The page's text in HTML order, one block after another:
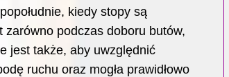
kiedy stopy są
podczas doboru butów,
jest także, aby uwzględnić
ruchu oraz mogła prawidłowo